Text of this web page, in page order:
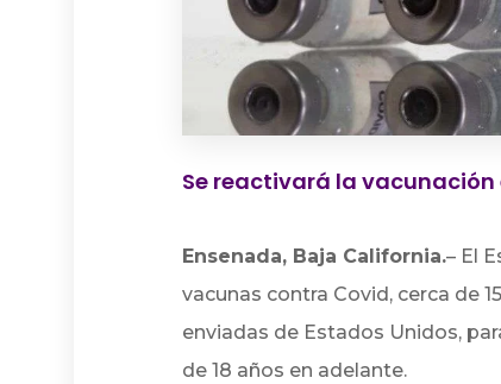
Se reactivará la vacunación
Ensenada, Baja California.– El
vacunas contra Covid, cerca de
enviadas de Estados Unidos,
de 18 años en adelante.